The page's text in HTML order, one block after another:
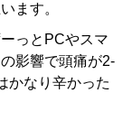
ます。
っとPCやスマ
影響で頭痛が2-
かなり辛かった